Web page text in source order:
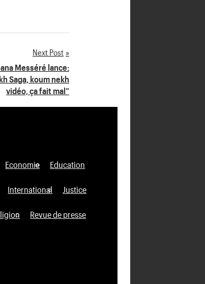
Next Post
Messéré lance:
Saga, koum nekh
vidéo, ça fait mal”
Economie Education
International Justice
Revue de presse